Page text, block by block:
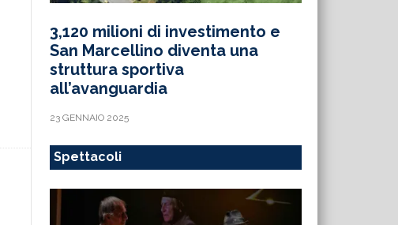
3,120 milioni di investimento e
San Marcellino diventa una
struttura sportiva
all’avanguardia
23 GENNAIO 2025
Spettacoli